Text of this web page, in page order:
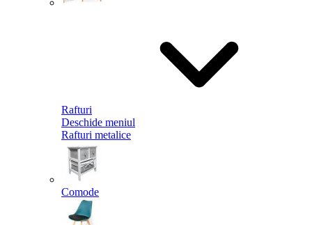
Rafturi
Deschide meniul
Rafturi metalice
Comode